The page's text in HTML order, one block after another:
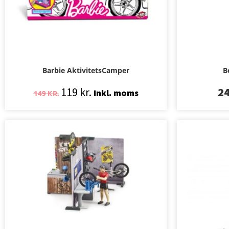
Barbie AktivitetsCamper
149KR. 119 kr. Inkl. moms